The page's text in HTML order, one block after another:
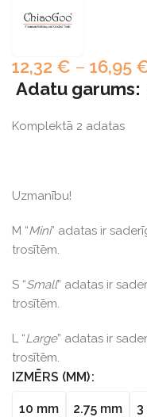
12,32 € – 16,95
Adatu garums:
Komplektā 2 adatas
Uzmanību!
M “Mini” adatas ir
trosītēm.
S “Small” adatas ir
trosītēm.
L “Large” adatas ir
trosītēm.
IZMĒRS (MM)
10 mm 2.75 mm 3